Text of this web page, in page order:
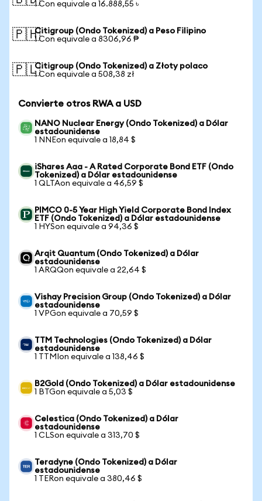
1 Con equivale a 16.888,55 ৳
🇵🇭Citigroup (Ondo Tokenized) a Peso Filipino
1 Con equivale a 8306,96 ₱
🇵🇱Citigroup (Ondo Tokenized) a Złoty polaco
1 Con equivale a 508,38 zł
Convierte otros RWA a USD
NANO Nuclear Energy (Ondo Tokenized) a Dólar
estadounidense
1 NNEon equivale a 18,84 $
iShares Aaa - A Rated Corporate Bond ETF (Ondo
Tokenized) a Dólar estadounidense
1 QLTAon equivale a 46,59 $
PIMCO 0-5 Year High Yield Corporate Bond Index
ETF (Ondo Tokenized) a Dólar estadounidense
1 HYSon equivale a 94,36 $
Arqit Quantum (Ondo Tokenized) a Dólar
estadounidense
1 ARQQon equivale a 22,64 $
Vishay Precision Group (Ondo Tokenized) a Dólar
estadounidense
1 VPGon equivale a 70,59 $
TTM Technologies (Ondo Tokenized) a Dólar
estadounidense
1 TTMIon equivale a 138,46 $
B2Gold (Ondo Tokenized) a Dólar estadounidense
1 BTGon equivale a 5,03 $
Celestica (Ondo Tokenized) a Dólar
estadounidense
1 CLSon equivale a 313,70 $
Teradyne (Ondo Tokenized) a Dólar
estadounidense
1 TERon equivale a 380,46 $